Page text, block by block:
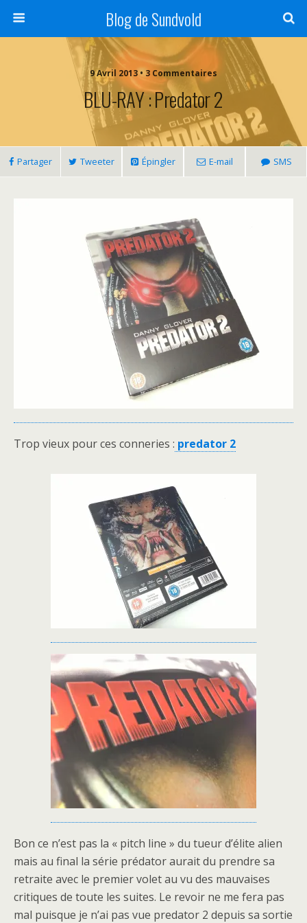
Blog de Sundvold
9 Avril 2013 • 3 Commentaires
BLU-RAY : Predator 2
Partager Tweeter Épingler E-mail SMS
Trop vieux pour ces conneries : predator 2
Bon ce n’est pas la « pitch line » du tueur d’élite alien
mais au final la série prédator aurait du prendre sa
retraite avec le premier volet au vu des mauvaises
critiques de toute les suites. Le revoir ne me fera pas
mal puisque je n’ai pas vue predator 2 depuis sa sortie